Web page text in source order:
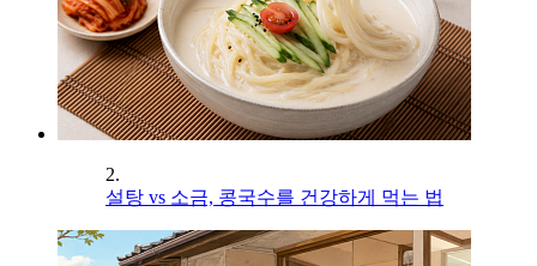
2.
설탕 vs 소금, 콩국수를 건강하게 먹는 법